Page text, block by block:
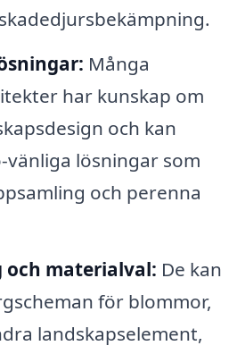
Många
har kunskap om
och kan
vänliga lösningar som
och perenna
och materialval: De kan
för blommor,
landskapselement,